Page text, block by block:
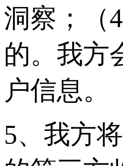
洞察；（
的。我方
户信息。
5、我方